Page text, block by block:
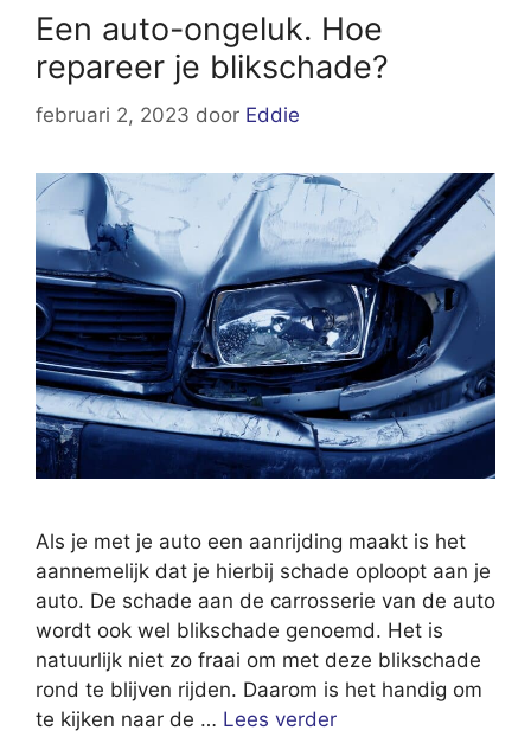
Een auto-ongeluk. Hoe
repareer je blikschade?
februari 2, 2023 door Eddie
Als je met je auto een aanrijding maakt is het
aannemelijk dat je hierbij schade oploopt aan je
auto. De schade aan de carrosserie van de auto
wordt ook wel blikschade genoemd. Het is
natuurlijk niet zo fraai om met deze blikschade
rond te blijven rijden. Daarom is het handig om
te kijken naar de … Lees verder